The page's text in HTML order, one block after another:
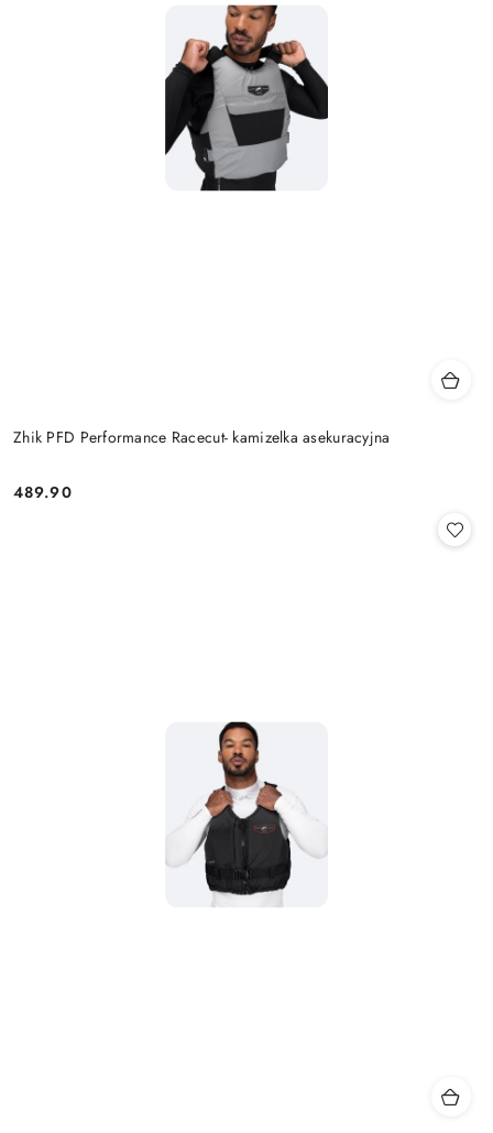
Zhik PFD Performance Racecut- kamizelka asekuracyjna
Cena:
489.90